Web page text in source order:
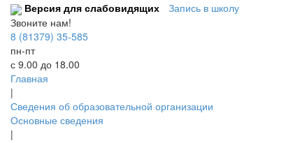
Версия для слабовидящих
Запись в школу
Звоните нам!
8 (81379) 35-585
пн-пт
с 9.00 до 18.00
Главная
|
Сведения об образовательной организации
Основные сведения
|